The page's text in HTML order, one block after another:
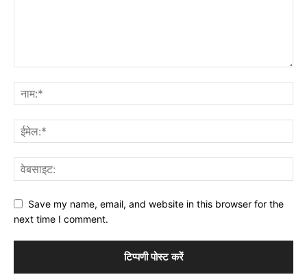
Save my name, email, and website in this browser for the
next time I comment.